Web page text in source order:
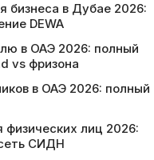
бизнеса в Дубае 2026:
DEWA
в ОАЭ 2026: полный
vs фризона
в ОАЭ 2026: полный
лиц 2026:
СИДН